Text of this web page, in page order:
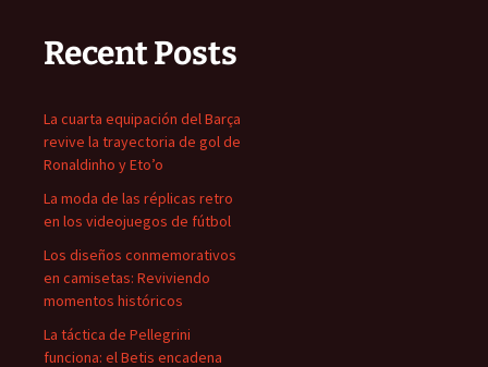
Recent Posts
La cuarta equipación del Barça
revive la trayectoria de gol de
Ronaldinho y Eto’o
La moda de las réplicas retro
en los videojuegos de fútbol
Los diseños conmemorativos
en camisetas: Reviviendo
momentos históricos
La táctica de Pellegrini
funciona: el Betis encadena